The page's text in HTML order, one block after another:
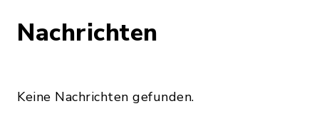
Nachrichten
Keine Nachrichten gefunden.